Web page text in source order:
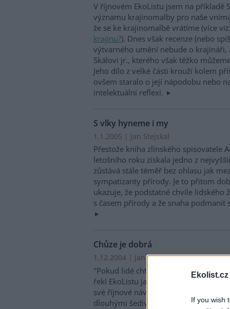
Ekolist.cz
If you wish
V říjnovém EkoListu jsem na příkladě
významu krajinomalby pro naše
že se ke krajinomalbě vrátíme (více
krajinu?). Dnes však recenze (nebo
výtvarného umění nebude o
Skálovi jr., kterého však těžko
Jeho dílo z velké části krouží kolem
ovšem staralo o její nápodobu nebo
intelektuální reflexi.
S vlky hyneme i my
1.1.2005 | Jan Stejskal
Přestože kniha zlínského spisovatele
letošního roku získala jedno z
zůstává stále téměř bez ohlasu jak
sympatizanty přírody. Je to přitom
ukazuje, že podstatné chvíle lidského
s časem přírody a že snaha podmanit
Chůze je dobrá
1.12.2004 | Jan Stejskal
"Pokud lidé chtějí znovu objevit krásu
řekl EkoListu japonský básník a
své říjnové návštěvě České republiky.
dlouhými šedivými vlasy se kolébal